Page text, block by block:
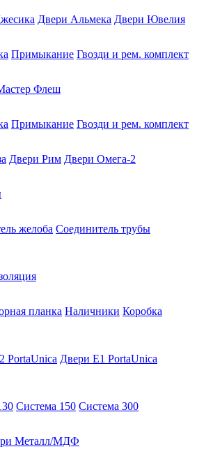
Двери Альмека Двери Ювелия
Примыкание Гвозди и рем. комплект
Флеш
Примыкание Гвозди и рем. комплект
Двери Рим Двери Омега-2
желоба Соединитель трубы
планка Наличники Коробка
PortaUnica Двери E1 PortaUnica
Система 150 Система 300
Металл/МДФ